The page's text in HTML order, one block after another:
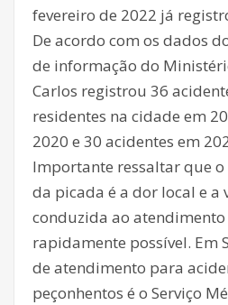
fevereiro de 2022 já
De acordo com os dados
de informação do
Carlos registrou 36
residentes na cidade em
2020 e 30 acidentes em
Importante ressaltar que
da picada é a dor local e a
conduzida ao
rapidamente possível. Em
de atendimento para
peçonhentos é o Serviço